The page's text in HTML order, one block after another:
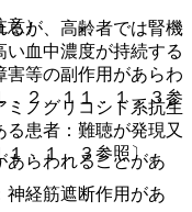
が、高齢者では腎機
血中濃度が持続する
害等の副作用があらわ
２、１１．１．３参
らわれることがあ
意）
ノグリコシド系抗生
患者：難聴が発現又
．１．３参照〕。
経筋遮断作用があ